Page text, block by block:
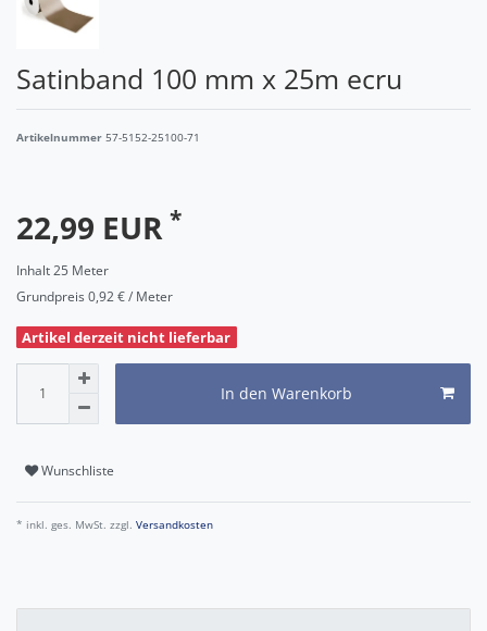
Satinband 100 mm x 25m ecru
Artikelnummer 57-5152-25100-71
22,99 EUR *
Inhalt25 Meter
Grundpreis 0,92 € / Meter
Artikel derzeit nicht lieferbar
In den Warenkorb
Wunschliste
* inkl. ges. MwSt. zzgl. Versandkosten